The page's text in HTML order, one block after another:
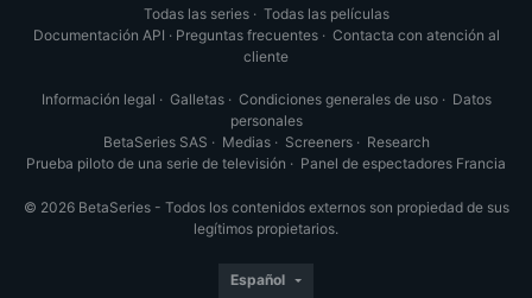
Todas las series· Todas las películas
Documentación API · Preguntas frecuentes· Contacta con atención al
cliente
Información legal · Galletas· Condiciones generales de uso· Datos
personales
BetaSeries SAS · Medias· Screeners· Research
Prueba piloto de una serie de televisión · Panel de espectadores Francia
© 2026 BetaSeries - Todos los contenidos externos son propiedad de sus
legítimos propietarios.
Español